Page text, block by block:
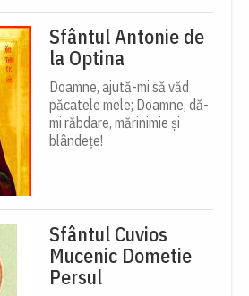
Sfântul Antonie de
la Optina
Doamne, ajută-mi să văd
păcatele mele; Doamne, dă-
mi răbdare, mărinimie şi
blândeţe!
Sfântul Cuvios
Mucenic Dometie
Persul